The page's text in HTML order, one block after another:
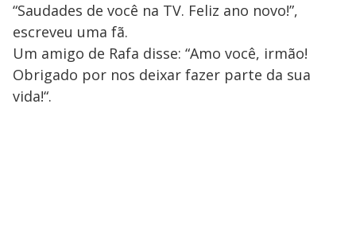
“Saudades de você na TV. Feliz ano novo!”,
escreveu uma fã.
Um amigo de Rafa disse: “Amo você, irmão!
Obrigado por nos deixar fazer parte da sua
vida!“.